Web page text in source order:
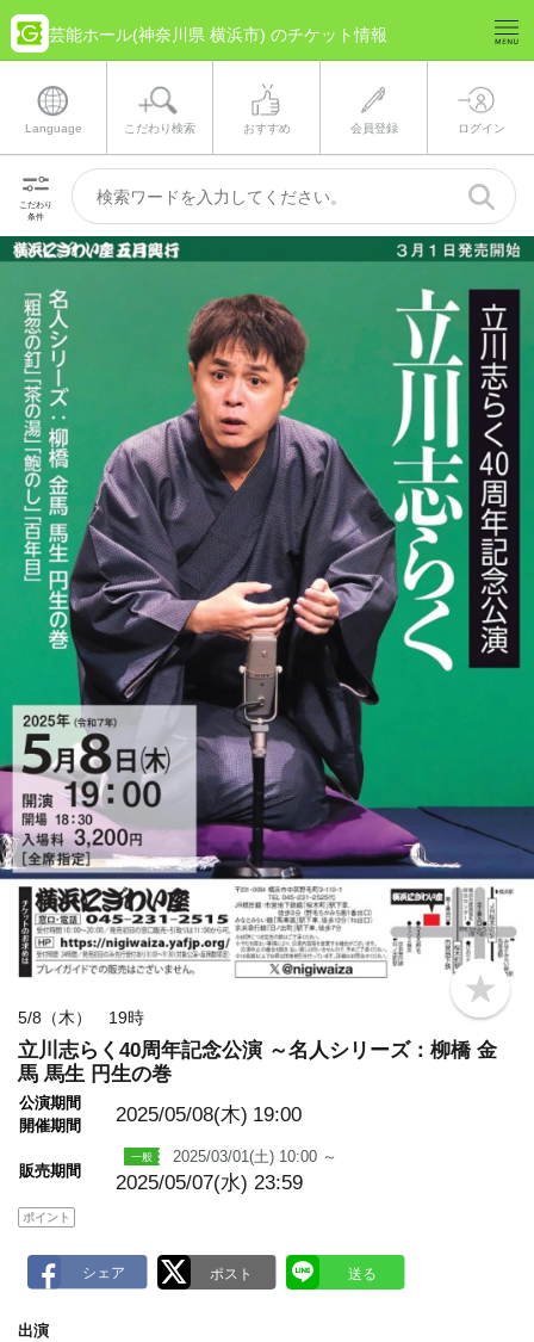
芸能ホール(神奈川県 横浜市) のチケット情報
Language こだわり検索 おすすめ 会員登録 ログイン
こだわり
条件
b
o
k
5/8（木） 19時
立川志らく40周年記念公演 ～名人シリーズ：柳橋 金
馬 馬生 円生の巻
公演期間
開催期間
2025/05/08(木) 19:00
販売期間
2025/03/01(土) 10:00 ～
2025/05/07(水) 23:59
ポイント
出演